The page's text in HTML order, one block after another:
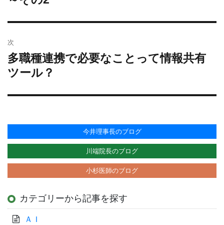
シ
ョ
ン
投
次
次
の
稿:
多職種連携で必要なことって情報共有
ツール？
今井理事長のブログ
川端院長のブログ
小杉医師のブログ
カテゴリーから記事を探す
ＡＩ